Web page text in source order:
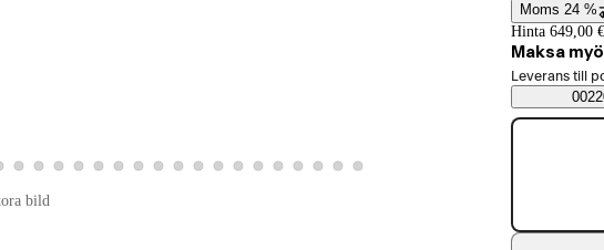
17 18
produktbild 19
Visa produktbild 20
Visa produktbild 21
Visa produktbild 22
Visa produktbild 23
Visa produktbild 24
Visa produktbild 25
Visa produktbild 26
Visa produktbild 27
Visa produktbild 28
Visa produktbild 29
Visa produktbild 30
Visa produktbild 31
Visa produktbild 32
Visa produktbild 33
Visa produktbild 34
Visa produktbild 35
Visa produktbild 36
Visa produktbild 37
bild
Moms 24 %
Hinta 649,00
Maksa
Välj
Leverans till